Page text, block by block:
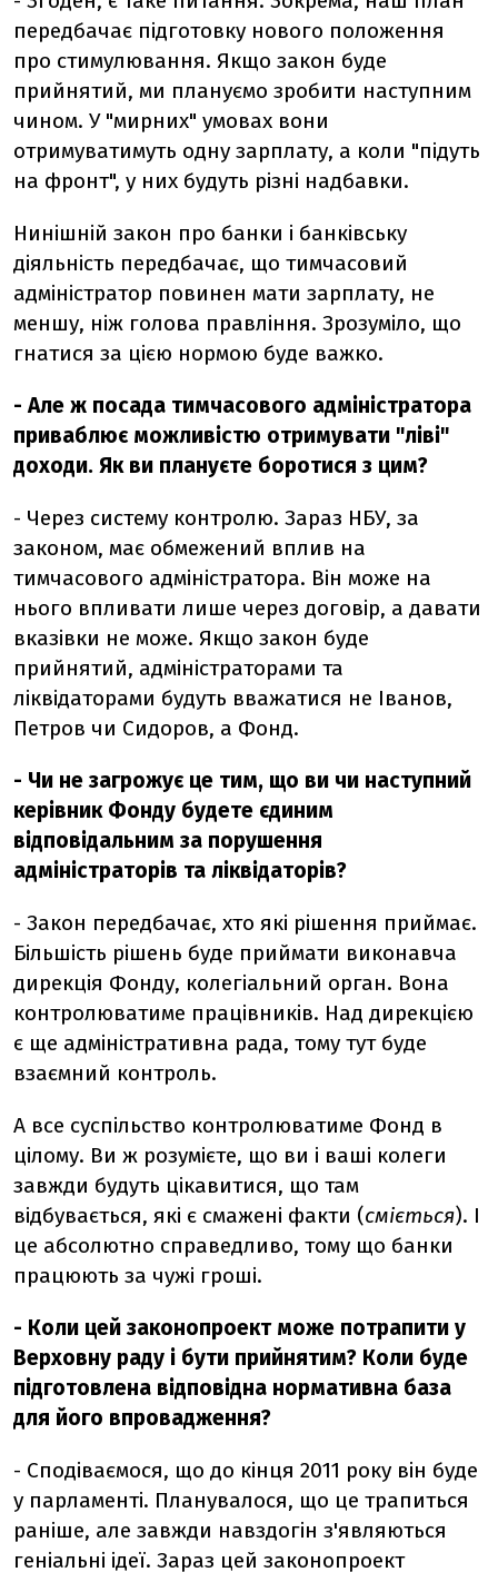
передбачає підготовку нового положення
про стимулювання. Якщо закон буде
прийнятий, ми плануємо зробити наступним
чином. У "мирних" умовах вони
отримуватимуть одну зарплату, а коли "підуть
на фронт", у них будуть різні надбавки.
Нинішній закон про банки і банківську
діяльність передбачає, що тимчасовий
адміністратор повинен мати зарплату, не
меншу, ніж голова правління. Зрозуміло, що
гнатися за цією нормою буде важко.
- Але ж посада тимчасового адміністратора
приваблює можливістю отримувати "ліві"
доходи. Як ви плануєте боротися з цим?
- Через систему контролю. Зараз НБУ, за
законом, має обмежений вплив на
тимчасового адміністратора. Він може на
нього впливати лише через договір, а давати
вказівки не може. Якщо закон буде
прийнятий, адміністраторами та
ліквідаторами будуть вважатися не Іванов,
Петров чи Сидоров, а Фонд.
- Чи не загрожує це тим, що ви чи наступний
керівник Фонду будете єдиним
відповідальним за порушення
адміністраторів та ліквідаторів?
- Закон передбачає, хто які рішення приймає.
Більшість рішень буде приймати виконавча
дирекція Фонду, колегіальний орган. Вона
контролюватиме працівників. Над дирекцією
є ще адміністративна рада, тому тут буде
взаємний контроль.
А все суспільство контролюватиме Фонд в
цілому. Ви ж розумієте, що ви і ваші колеги
завжди будуть цікавитися, що там
відбувається, які є смажені факти (сміється). І
це абсолютно справедливо, тому що банки
працюють за чужі гроші.
- Коли цей законопроект може потрапити у
Верховну раду і бути прийнятим? Коли буде
підготовлена відповідна нормативна база
для його впровадження?
- Сподіваємося, що до кінця 2011 року він буде
у парламенті. Планувалося, що це трапиться
раніше, але завжди навздогін з'являються
геніальні ідеї. Зараз цей законопроект